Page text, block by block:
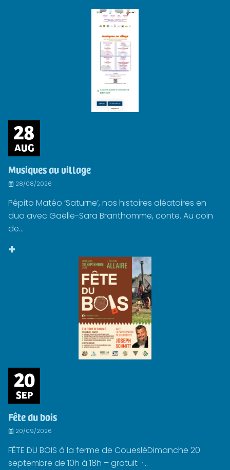
28
AUG
Musiques au village
28/08/2026
Pépito Matéo ‘Saturne’, nos histoires aléatoires en
duo avec Gaëlle-Sara Branthomme, conte. Au coin
de...
+
20
SEP
Fête du bois
20/09/2026
FÊTE DU BOIS à la ferme de CouesléDimanche 20
septembre de 10h à 18h – gratuit ·...